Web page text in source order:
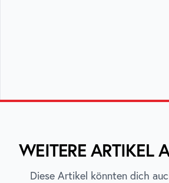
WEITERE ARTIKEL
Diese Artikel könnten dich